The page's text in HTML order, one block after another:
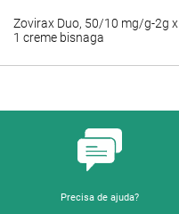
Zovirax Duo, 50/10 mg/g-2g x
1 creme bisnaga
Precisa de ajuda?